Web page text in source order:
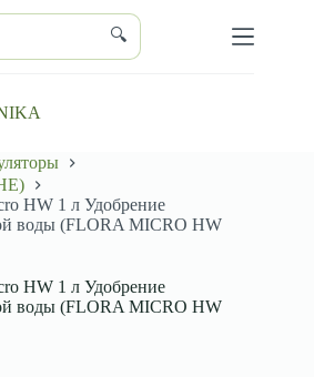
🔍
HW 1 л Удобрение
воды (FLORA MICRO HW
HW 1 л Удобрение
воды (FLORA MICRO HW